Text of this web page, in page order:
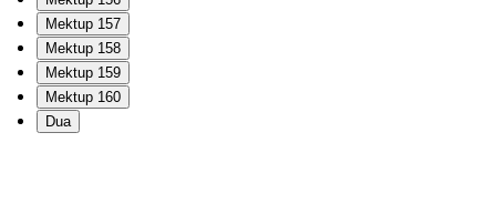
Mektup 157
Mektup 158
Mektup 159
Mektup 160
Dua